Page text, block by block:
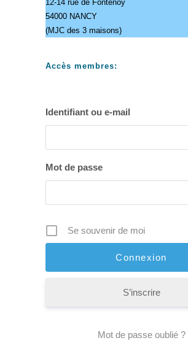
12-14 rue de Fontenoy
54000 NANCY
(MJC des 3 maisons)
Accès membres:
Identifiant ou e-mail
Mot de passe
Se souvenir de moi
S’inscrire
Mot de passe oublié ?